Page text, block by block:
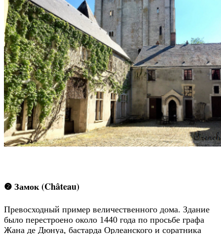
❷ Замок (Château)
Превосходный пример величественного дома. Здание
было перестроено около 1440 года по просьбе графа
Жана де Дюнуа, бастарда Орлеанского и соратника